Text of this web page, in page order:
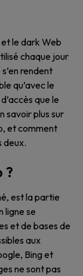
le dark Web
chaque jour
rendent
qu’avec le
que le
savoir plus sur
et comment
deux.
?
est la partie
ligne se
et de bases de
aux
Bing et
ne sont pas